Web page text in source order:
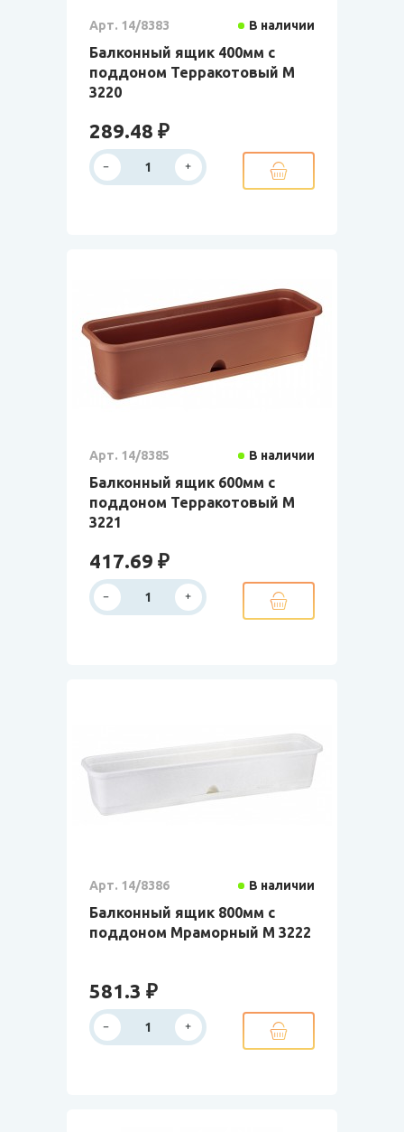
Арт. 14/8383 В наличии
Балконный ящик 400мм с
поддоном Терракотовый М
3220
289.48 ₽
Арт. 14/8385 В наличии
Балконный ящик 600мм с
поддоном Терракотовый М
3221
417.69 ₽
Арт. 14/8386 В наличии
Балконный ящик 800мм с
поддоном Мраморный М 3222
581.3 ₽